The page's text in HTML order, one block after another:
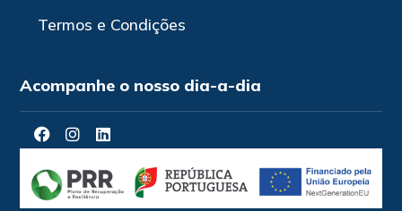
Termos e Condições
Acompanhe o nosso dia-a-dia